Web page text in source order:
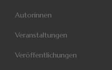
Autorinnen
Veranstaltungen
Veröffentlichungen